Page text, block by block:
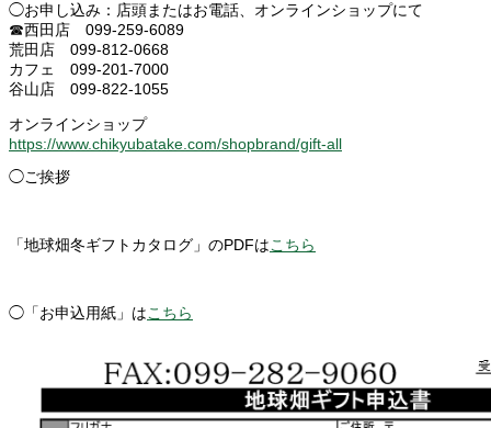
◯お申し込み：店頭またはお電話、オンラインショップにて
☎西田店 099-259-6089
荒田店 099-812-0668
カフェ 099-201-7000
谷山店 099-822-1055
オンラインショップ
https://www.chikyubatake.com/shopbrand/gift-all
◯ご挨拶
「地球畑冬ギフトカタログ」のPDFはこちら
◯「お申込用紙」はこちら